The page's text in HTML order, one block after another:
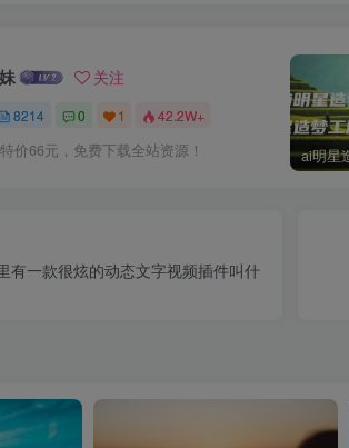
关注
8214 0 1 42.2W+
价66元，免费下载全站资源！
有一款很炫的动态文字视频插件叫什